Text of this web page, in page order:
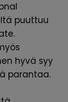
puuttuu
hyvä syy
parantaa.